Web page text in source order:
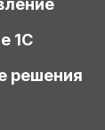
1С
решения